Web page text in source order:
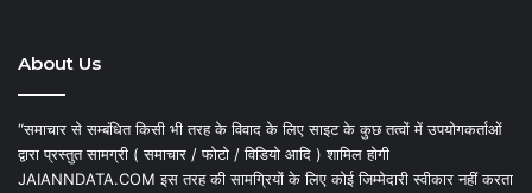
About Us
“समाचार से सम्बंधित किसी भी तरह के विवाद के लिए साइट के कुछ तत्वों में उपयोगकर्ताओं
द्वारा प्रस्तुत सामग्री ( समाचार / फोटो / विडियो आदि ) शामिल होगी
JAIANNDATA.COM इस तरह की सामग्रियों के लिए कोई जिम्मेदारी स्वीकार नहीं करता